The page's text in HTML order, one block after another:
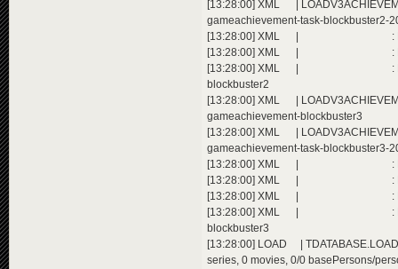
[13:28:00] XML |
gameachievement-task-blockbuster2-
[13:28:00] XML | : Extending
[13:28:00] XML | : Extending
[13:28:00] XML | : Extending
blockbuster2
[13:28:00] XML |
gameachievement-blockbuster3
[13:28:00] XML |
gameachievement-task-blockbuster3-
[13:28:00] XML | : Extending
[13:28:00] XML | : Extending
[13:28:00] XML | : Extending
[13:28:00] XML | : Extending
blockbuster3
[13:28:00] LOAD |
series, 0 movies, 0/0 basePersons/